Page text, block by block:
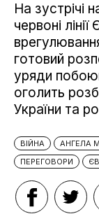
На зустрічі
червоні
готовий
уряди
оголить
України та
ВІЙНА АНГЕЛА
ПЕРЕГОВОРИ